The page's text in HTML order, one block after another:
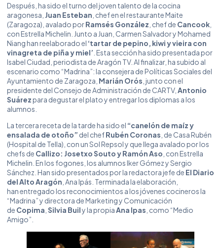
Después, ha sido el turno del joven talento de la cocina
aragonesa, Juan Esteban , chef en el restaurante Maite
(Zaragoza), avalado porRamsés González , chef de Cancook
con Estrella Michelin. Junto a Juan, Carmen Salvador y Mohamed
Niang han reelaborado el ‘tartar de pepino, kiwi y vieira con
vinagreta de piña y miel’ . Esta sección ha sido presentada por
Isabel Ciudad, periodista de Aragón TV. Al finalizar, ha subido al
escenario como “Madrina”: la consejera de Políticas Sociales del
Ayuntamiento de Zaragoza, Marián Orós , junto con el
presidente del Consejo de Administración de CARTV, Antonio
Suárezpara degustar el plato y entregar los diplomas a los
alumnos.
La tercera receta de la tarde ha sido el “canelón de maíz y
ensalada de otoño” del chefRubén Coronas , de Casa Rubén
(Hospital de Tella), con un Sol Repsol y que llega avalado por los
chefs de Callizo: Josetxo Souto y Ramón Aso , con Estrella
Michelin. En los fogones, los alumnos Iker Gómez y Sergio
Sánchez. Han sido presentados por la redactora jefe de El Diario
del Alto Aragón , Ana Ipás. Terminada la elaboración,
han entregado los reconocimientos a los jóvenes cocineros la
“Madrina” y directora de Marketing y Comunicación
de Copima Silvia Buily la propiaAna Ipas , como “Medio
Amigo”.